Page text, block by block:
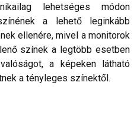
lehetséges módon
a lehető leginkább
ellenére, mivel a monitorok
színek a legtöbb esetben
a képeken látható
a tényleges színektől.